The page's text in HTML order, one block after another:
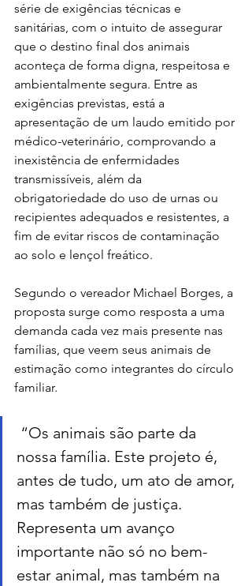
série de exigências técnicas e
sanitárias, com o intuito de assegurar
que o destino final dos animais
aconteça de forma digna, respeitosa e
ambientalmente segura. Entre as
exigências previstas, está a
apresentação de um laudo emitido por
médico-veterinário, comprovando a
inexistência de enfermidades
transmissíveis, além da
obrigatoriedade do uso de urnas ou
recipientes adequados e resistentes, a
fim de evitar riscos de contaminação
ao solo e lençol freático.
Segundo o vereador Michael Borges, a
proposta surge como resposta a uma
demanda cada vez mais presente nas
famílias, que veem seus animais de
estimação como integrantes do círculo
familiar.
nossa família. Este projeto é,
antes de tudo, um ato de amor,
mas também de justiça.
Representa um avanço
importante não só no bem-
estar animal, mas também na